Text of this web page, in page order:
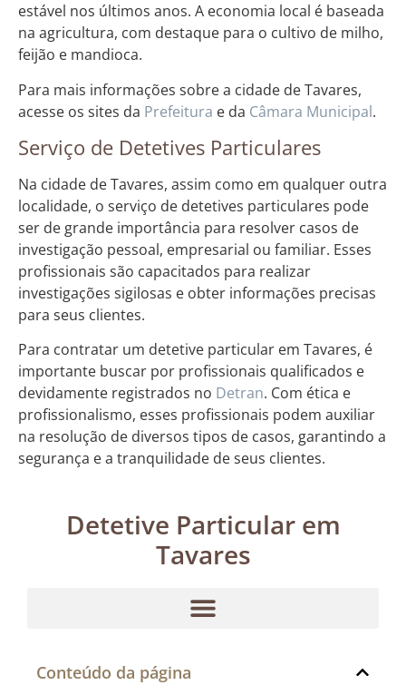
estável nos últimos anos. A economia local é baseada
na agricultura, com destaque para o cultivo de milho,
feijão e mandioca.
Para mais informações sobre a cidade de Tavares,
acesse os sites da Prefeitura e da Câmara Municipal.
Serviço de Detetives Particulares
Na cidade de Tavares, assim como em qualquer outra
localidade, o serviço de detetives particulares pode
ser de grande importância para resolver casos de
investigação pessoal, empresarial ou familiar. Esses
profissionais são capacitados para realizar
investigações sigilosas e obter informações precisas
para seus clientes.
Para contratar um detetive particular em Tavares, é
importante buscar por profissionais qualificados e
devidamente registrados no Detran. Com ética e
profissionalismo, esses profissionais podem auxiliar
na resolução de diversos tipos de casos, garantindo a
segurança e a tranquilidade de seus clientes.
Detetive Particular em
Tavares
Conteúdo da página